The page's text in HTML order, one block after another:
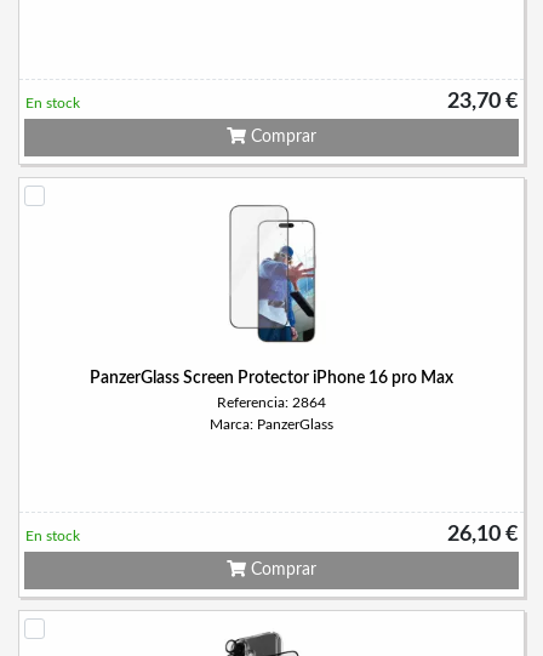
23,70 €
En stock
Comprar
PanzerGlass Screen Protector iPhone 16 pro Max
Referencia: 2864
Marca: PanzerGlass
26,10 €
En stock
Comprar